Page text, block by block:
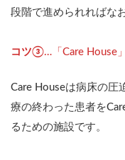
段階で進められればな
コツ③…「Care House
Care Houseは病床の圧
療の終わった患者を
るための施設です。